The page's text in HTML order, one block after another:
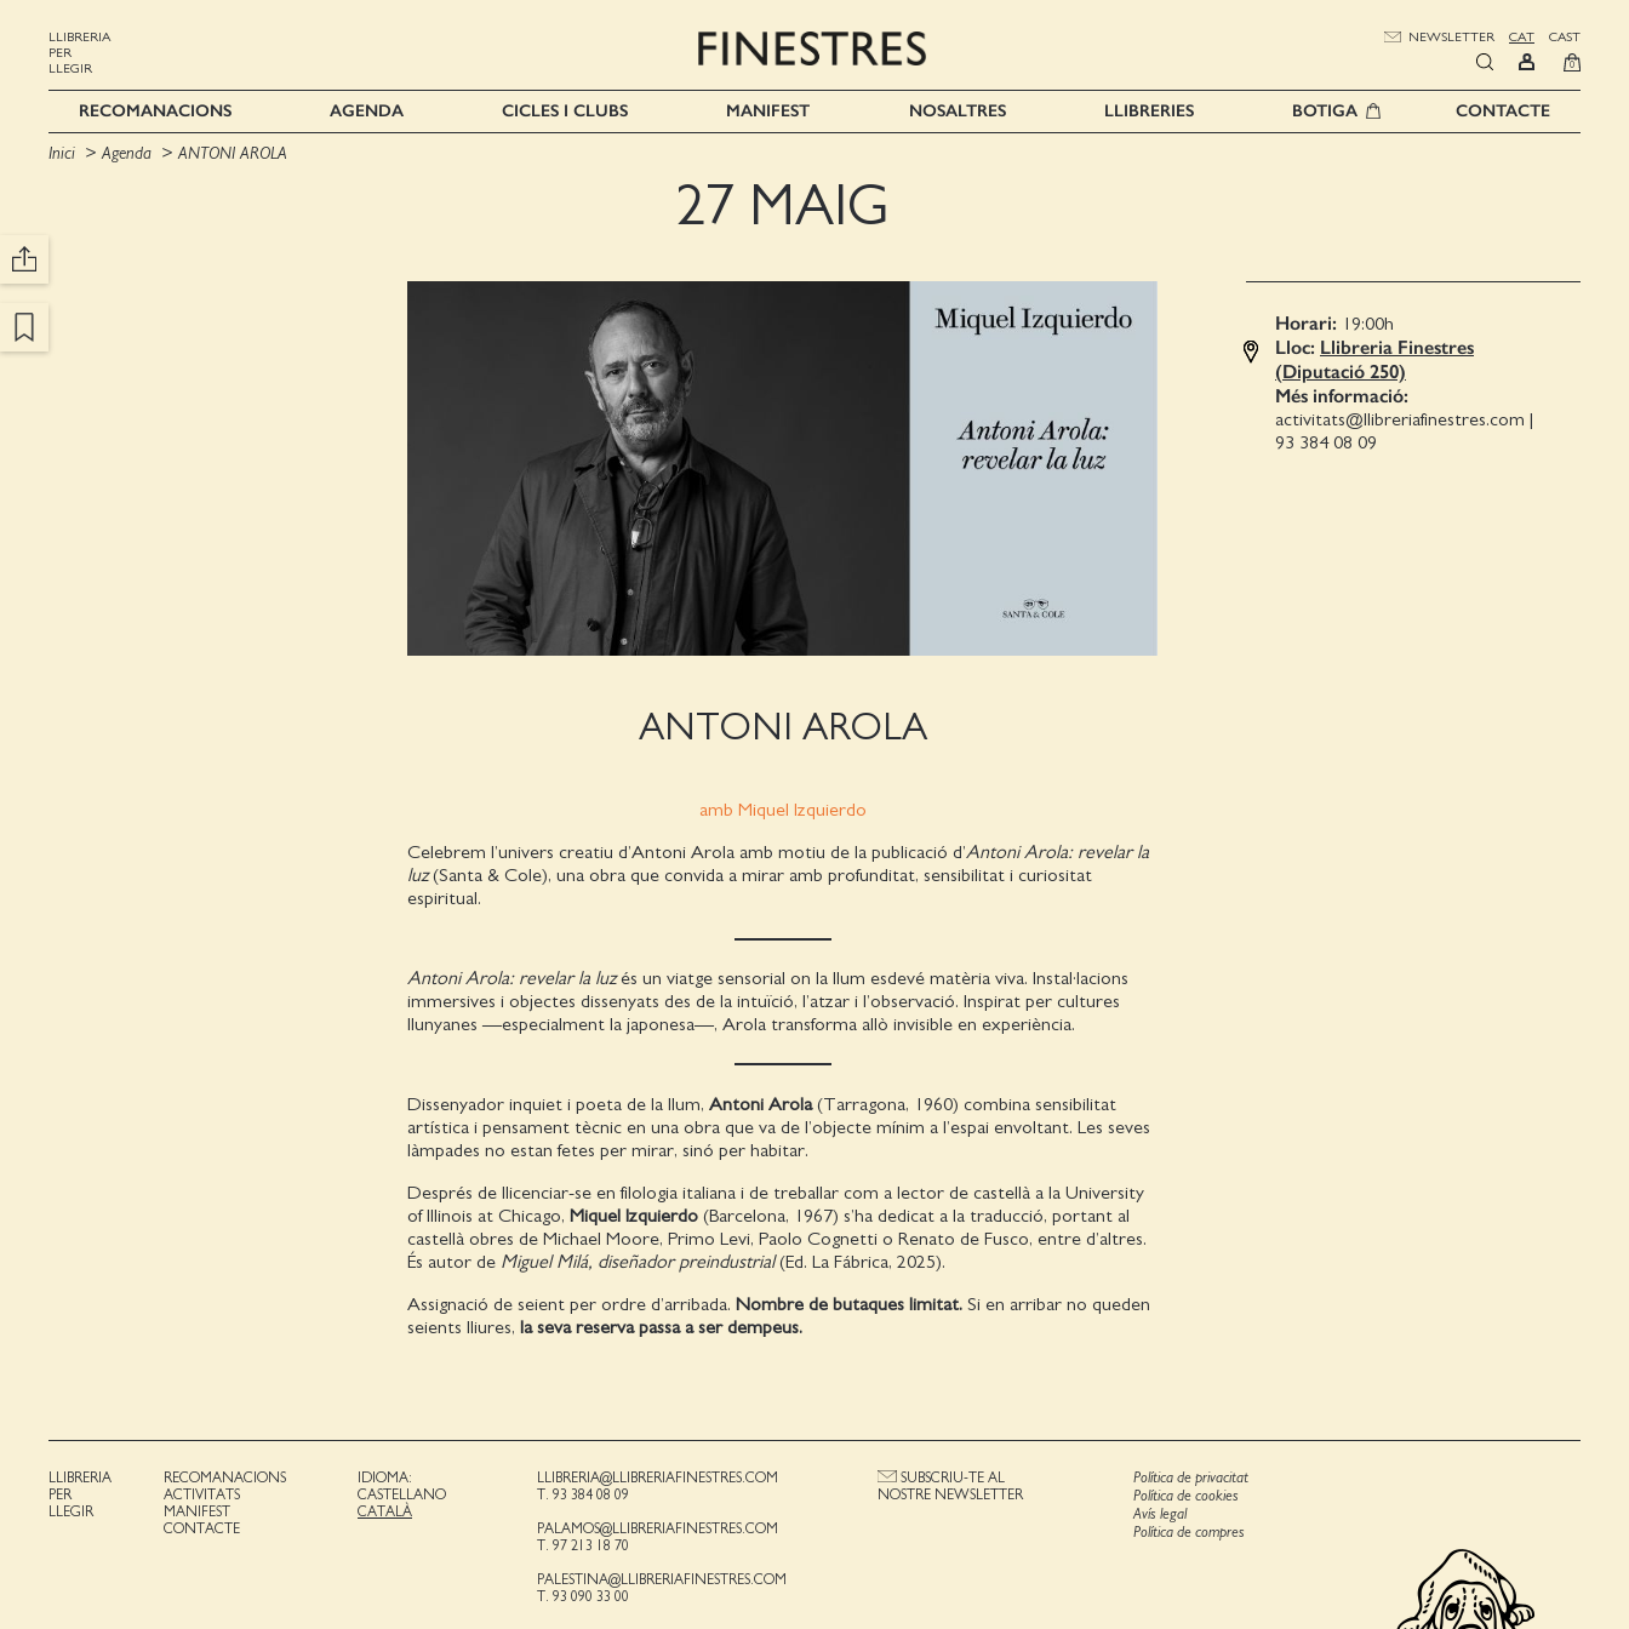
LLIBRERIA
PER
LLEGIR
NEWSLETTER CAT CAST
0
RECOMANACIONS AGENDA CICLES I CLUBS MANIFEST NOSALTRES LLIBRERIES BOTIGA CONTACTE
Inici Agenda ANTONI AROLA
27 MAIG
ANTONI AROLA
amb Miquel Izquierdo
Celebrem l’univers creatiu d’Antoni Arola amb motiu de la publicació d’Antoni Arola: revelar la
luz(Santa & Cole), una obra que convida a mirar amb profunditat, sensibilitat i curiositat
espiritual.
Antoni Arola: revelar la luzés un viatge sensorial on la llum esdevé matèria viva. Instal·lacions
immersives i objectes dissenyats des de la intuïció, l’atzar i l’observació. Inspirat per cultures
llunyanes —especialment la japonesa—, Arola transforma allò invisible en experiència.
Dissenyador inquiet i poeta de la llum, Antoni Arola(Tarragona, 1960) combina sensibilitat
artística i pensament tècnic en una obra que va de l’objecte mínim a l’espai envoltant. Les seves
làmpades no estan fetes per mirar, sinó per habitar.
Després de llicenciar-se en filologia italiana i de treballar com a lector de castellà a la University
of Illinois at Chicago, Miquel Izquierdo(Barcelona, 1967) s’ha dedicat a la traducció, portant al
castellà obres de Michael Moore, Primo Levi, Paolo Cognetti o Renato de Fusco, entre d’altres.
És autor de Miguel Milá, diseñador preindustrial(Ed. La Fábrica, 2025).
Assignació de seient per ordre d’arribada. Nombre de butaques limitat.Si en arribar no queden
seients lliures, la seva reserva passa a ser dempeus.
Horari: 19:00h
Lloc: Llibreria Finestres
(Diputació 250)
Més informació:
activitats@llibreriafinestres.com |
93 384 08 09
LLIBRERIA
PER
LLEGIR
RECOMANACIONS
ACTIVITATS
MANIFEST
CONTACTE
IDIOMA:
CASTELLANO
CATALÀ
LLIBRERIA@LLIBRERIAFINESTRES.COM
T. 93 384 08 09
PALAMOS@LLIBRERIAFINESTRES.COM
T. 97 213 18 70
PALESTINA@LLIBRERIAFINESTRES.COM
T. 93 090 33 00
SUBSCRIU-TE AL
NOSTRE NEWSLETTER
Política de privacitat
Política de cookies
Avís legal
Política de compres